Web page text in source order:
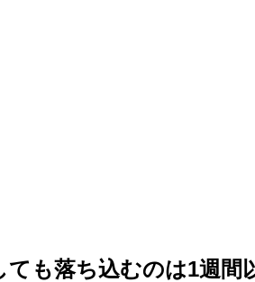
ても落ち込むのは1週間